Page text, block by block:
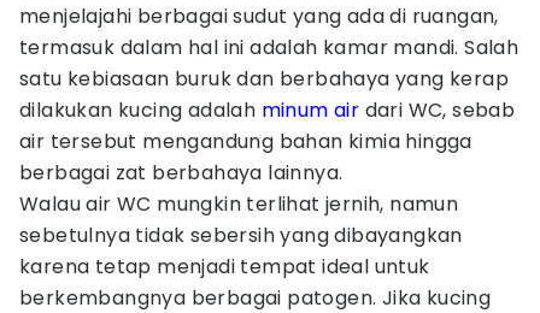
menjelajahi berbagai sudut yang ada di ruangan,
termasuk dalam hal ini adalah kamar mandi. Salah
satu kebiasaan buruk dan berbahaya yang kerap
dilakukan kucing adalah minum air dari WC, sebab
air tersebut mengandung bahan kimia hingga
berbagai zat berbahaya lainnya.
Walau air WC mungkin terlihat jernih, namun
sebetulnya tidak sebersih yang dibayangkan
karena tetap menjadi tempat ideal untuk
berkembangnya berbagai patogen. Jika kucing